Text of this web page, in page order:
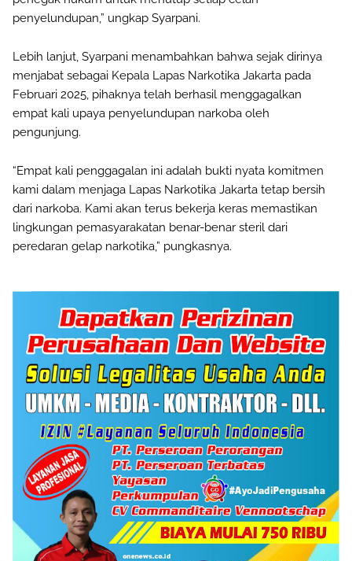
penyelundupan,” ungkap Syarpani.
Lebih lanjut, Syarpani menambahkan bahwa sejak dirinya
menjabat sebagai Kepala Lapas Narkotika Jakarta pada
Februari 2025, pihaknya telah berhasil menggagalkan
empat kali upaya penyelundupan narkoba oleh
pengunjung.
“Empat kali penggagalan ini adalah bukti nyata komitmen
kami dalam menjaga Lapas Narkotika Jakarta tetap bersih
dari narkoba. Kami akan terus bekerja keras memastikan
lingkungan pemasyarakatan benar-benar steril dari
peredaran gelap narkotika,” pungkasnya.